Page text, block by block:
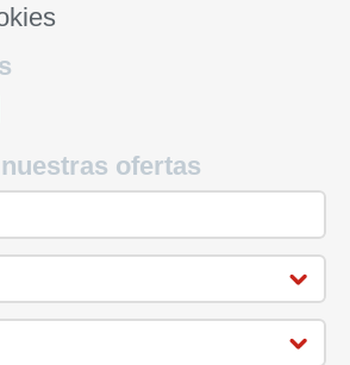
ofertas